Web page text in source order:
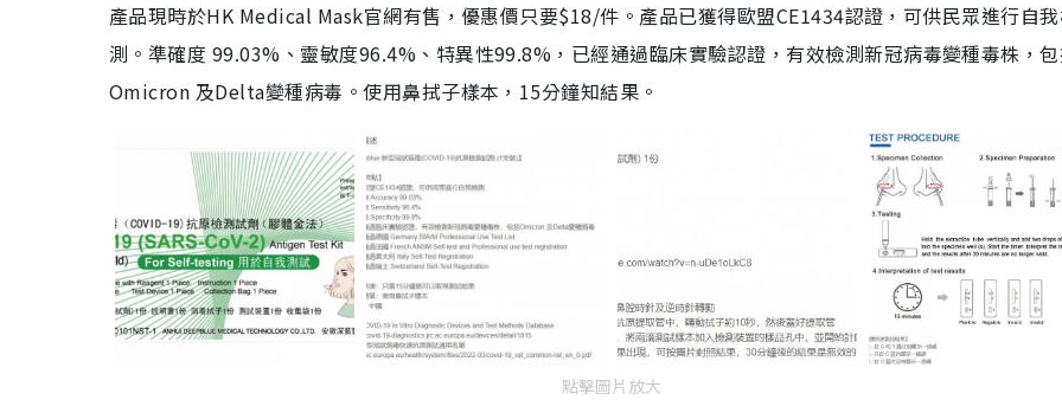
產品現時於HK Medical Mask官網有售，優惠價只要$18/件。產品已獲得歐盟CE1434認證，可供民眾進行自
測。準確度 99.03%、靈敏度96.4%、特異性99.8%，已經通過臨床實驗認證，有效檢測新冠病毒變種毒株，
Omicron 及Delta變種病毒。使用鼻拭子樣本，15分鐘知結果。
點擊圖片放大